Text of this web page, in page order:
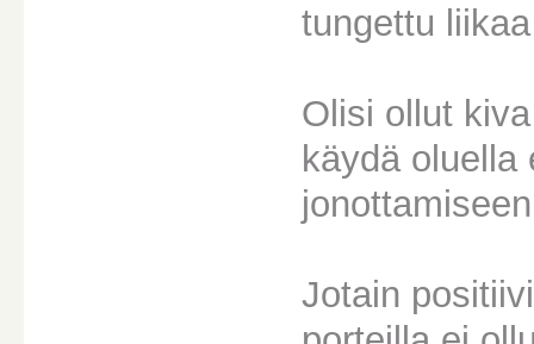
tungettu
Olisi ollut
käydä oluella
Jotain